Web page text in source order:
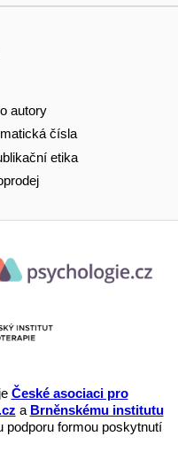
autory
čísla
etika
České asociaci pro
a Brněnskému institutu
podporu formou poskytnutí